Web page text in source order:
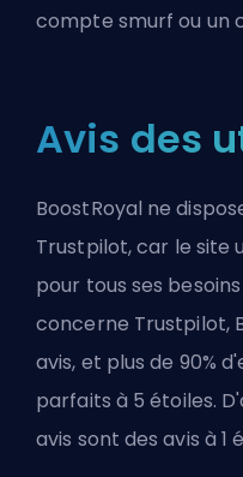
compte smurf ou un
Avis des
BoostRoyal ne
Trustpilot, car le site
pour tous ses
concerne Trustpilot,
avis, et plus de 90%
parfaits à 5 étoiles.
avis sont des avis à 1